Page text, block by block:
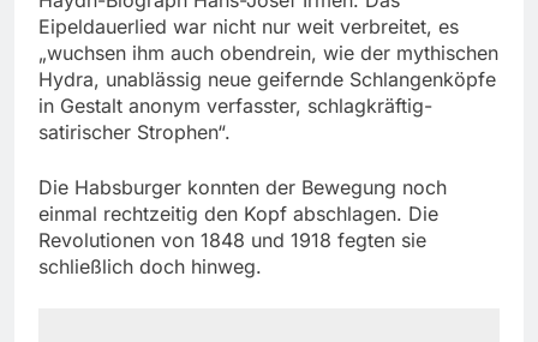
Eipeldauerlied war nicht nur weit verbreitet, es
„wuchsen ihm auch obendrein, wie der mythischen
Hydra, unablässig neue geifernde Schlangenköpfe
in Gestalt anonym verfasster, schlagkräftig-
satirischer Strophen“.
Die Habsburger konnten der Bewegung noch
einmal rechtzeitig den Kopf abschlagen. Die
Revolutionen von 1848 und 1918 fegten sie
schließlich doch hinweg.